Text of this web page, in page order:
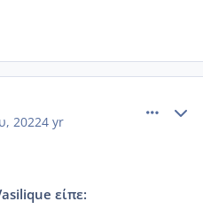
20224 yr
είπε: